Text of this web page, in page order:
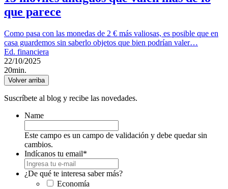
que parece
Como pasa con las monedas de 2 € más valiosas, es posible que en
casa guardemos sin saberlo objetos que bien podrían valer…
Ed. financiera
22/10/2025
20min.
Volver arriba
Suscríbete al blog y recibe las novedades.
Name
Este campo es un campo de validación y debe quedar sin
cambios.
Indícanos tu email*
¿De qué te interesa saber más?
Economía